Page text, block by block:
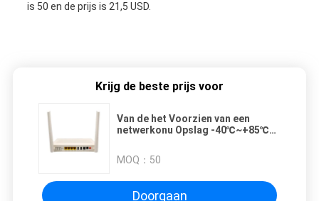
is 50 en de prijs is 21,5 USD.
Krijg de beste prijs voor
Van de het Voorzien van een
netwerkonu Opslag -40℃~+85℃
Interface Optische Temperatuur
130mm×90mm×30mm Afmeting
MOQ： 50
Doorgaan